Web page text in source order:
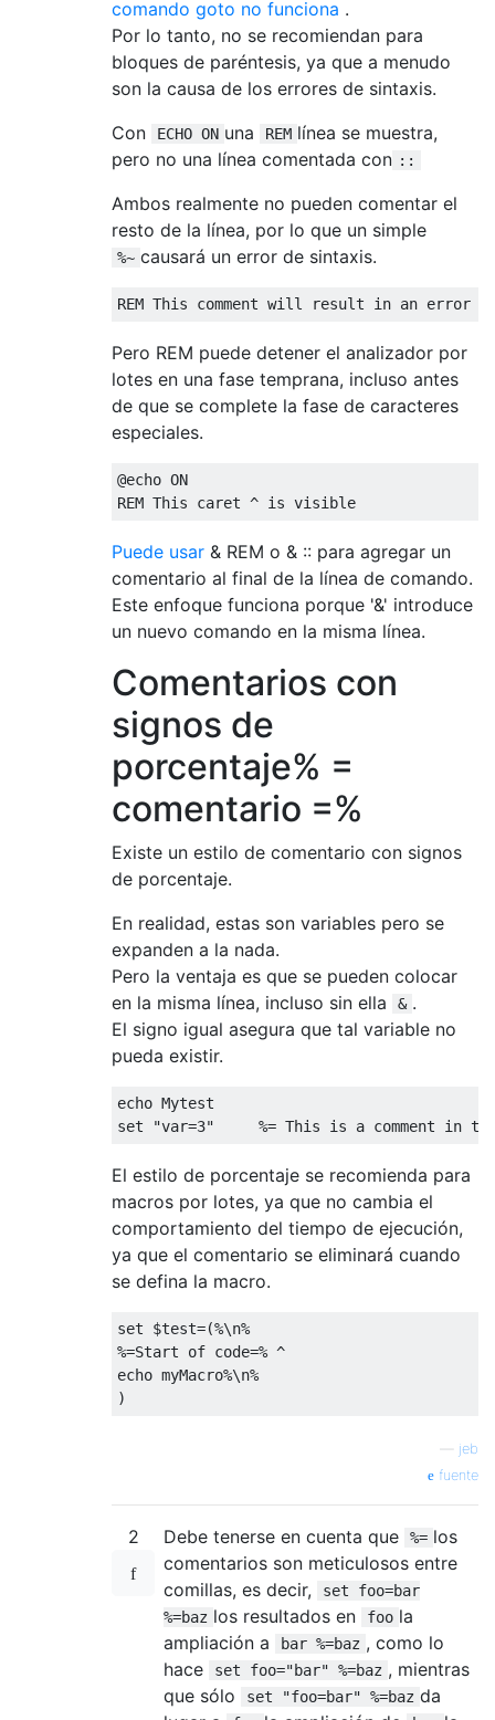
comando goto no funciona .
Por lo tanto, no se recomiendan para
bloques de paréntesis, ya que a menudo
son la causa de los errores de sintaxis.
Con
ECHO ON una REM línea se muestra,
pero no una línea comentada con ::
Ambos realmente no pueden comentar el
resto de la línea, por lo que un simple
%~ causará un error de sintaxis.
Pero REM puede detener el analizador por
lotes en una fase temprana, incluso antes
de que se complete la fase de caracteres
especiales.
@echo ON
Puede usar & REM o & :: para agregar un
comentario al final de la línea de comando.
Este enfoque funciona porque '&' introduce
un nuevo comando en la misma línea.
Comentarios con
signos de
porcentaje% =
comentario =%
Existe un estilo de comentario con signos
de porcentaje.
En realidad, estas son variables pero se
expanden a la nada.
Pero la ventaja es que se pueden colocar
en la misma línea, incluso sin ella
& .
El signo igual asegura que tal variable no
pueda existir.
echo Mytest
El estilo de porcentaje se recomienda para
macros por lotes, ya que no cambia el
comportamiento del tiempo de ejecución,
ya que el comentario se eliminará cuando
se defina la macro.
set $test=(%\n%
%=Start of code=% ^
echo myMacro%\n%
jeb
fuente
2 Debe tenerse en cuenta que %= los
comentarios son meticulosos entre
comillas, es decir,
set foo=bar
%=baz los resultados en foo la
ampliación a
bar %=baz , como lo
hace
set foo="bar" %=baz , mientras
que sólo
set "foo=bar" %=baz da